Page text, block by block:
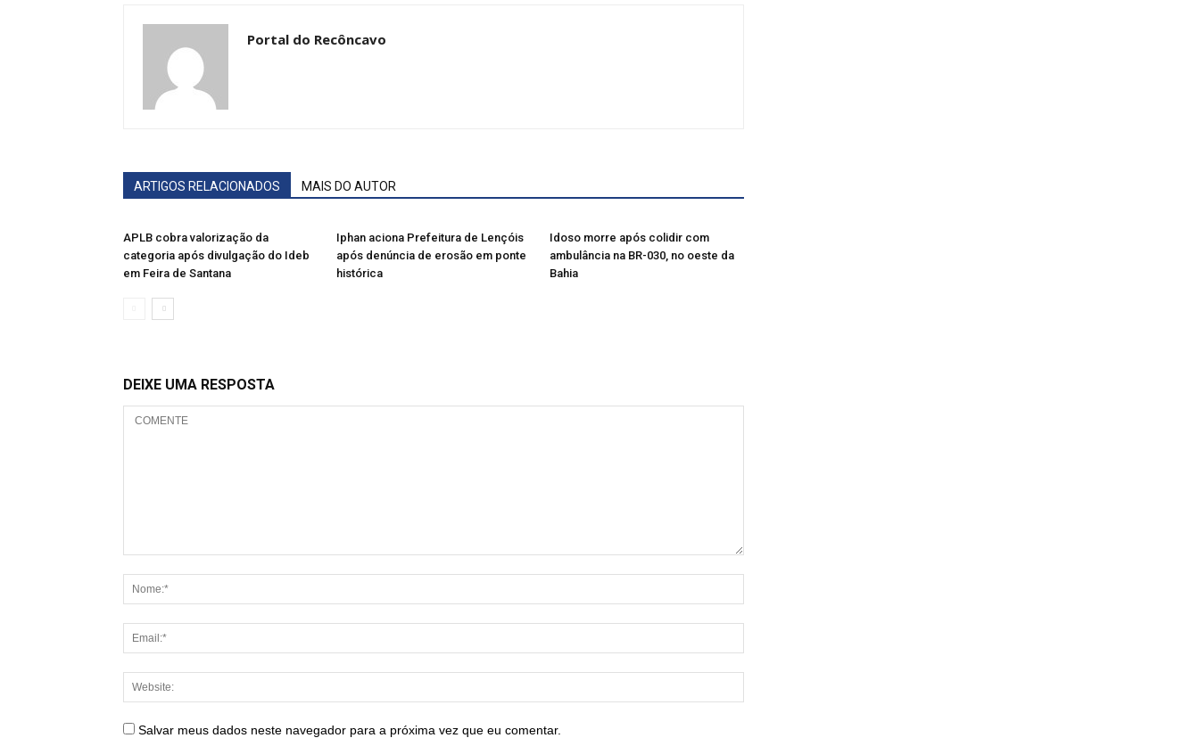
Portal do Recôncavo
ARTIGOS RELACIONADOS MAIS DO AUTOR
APLB cobra valorização da
categoria após divulgação do Ideb
em Feira de Santana
Iphan aciona Prefeitura de Lençóis
após denúncia de erosão em ponte
histórica
Idoso morre após colidir com
ambulância na BR-030, no oeste da
Bahia
DEIXE UMA RESPOSTA
Salvar meus dados neste navegador para a próxima vez que eu comentar.